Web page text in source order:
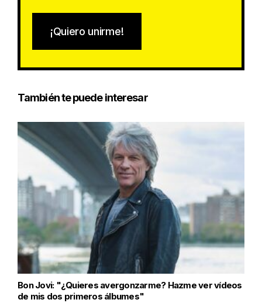
¡Quiero unirme!
También te puede interesar
Bon Jovi: "¿Quieres avergonzarme? Hazme ver vídeos
de mis dos primeros álbumes"